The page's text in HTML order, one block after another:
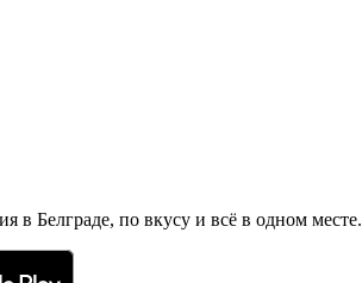
в Белграде, по вкусу и всё в одном месте.